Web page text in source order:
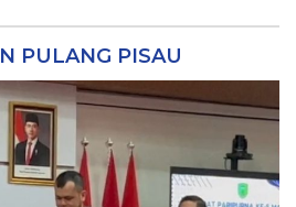
PULANG PISAU